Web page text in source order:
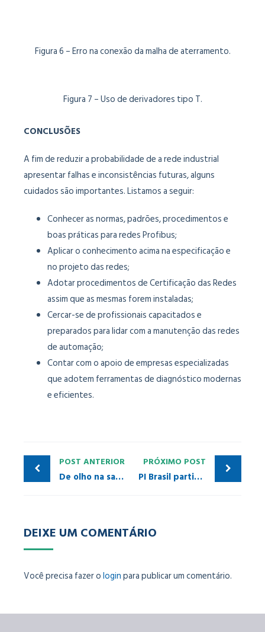
Figura 6 – Erro na conexão da malha de aterramento.
Figura 7 – Uso de derivadores tipo T.
CONCLUSÕES
A fim de reduzir a probabilidade de a rede industrial
apresentar falhas e inconsistências futuras, alguns
cuidados são importantes. Listamos a seguir:
Conhecer as normas, padrões, procedimentos e
boas práticas para redes Profibus;
Aplicar o conhecimento acima na especificação e
no projeto das redes;
Adotar procedimentos de Certificação das Redes
assim que as mesmas forem instaladas;
Cercar-se de profissionais capacitados e
preparados para lidar com a manutenção das redes
de automação;
Contar com o apoio de empresas especializadas
que adotem ferramentas de diagnóstico modernas
e eficientes.
POST ANTERIOR
De olho na saúde! PROFIBUS DP/PA
PRÓXIMO POST
PI Brasil participa de feira tecnológica da Fatec Itaquera
DEIXE UM COMENTÁRIO
Você precisa fazer ologinpara publicar um comentário.